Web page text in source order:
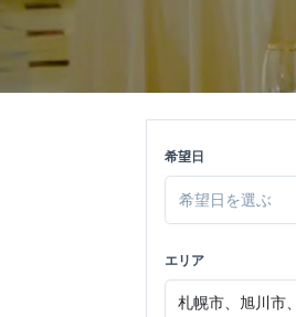
希望日
エリア